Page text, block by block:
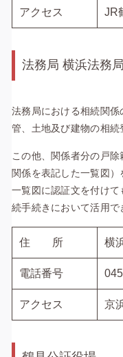
アクセス JR
法務局 横浜法務
法務局における相続関
管、土地及び建物の相続
この他、関係者分の戸
関係を表記した一覧図
一覧図に認証文を付け
続手続きにおいて活用で
住 所 横
電話番号
アクセス 京